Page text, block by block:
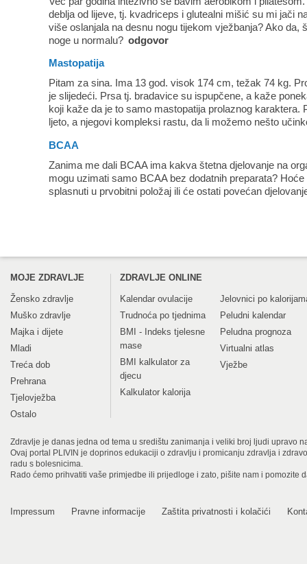
deblja od lijeve, tj. kvadriceps i glutealni mišić su mi jači
više oslanjala na desnu nogu tijekom vježbanja? Ako da,
noge u normalu? odgovor
Mastopatija
Pitam za sina. Ima 13 god. visok 174 cm, težak 74 kg.
je slijedeći. Prsa tj. bradavice su ispupčene, a kaže
koji kaže da je to samo mastopatija prolaznog karaktera.
ljeto, a njegovi kompleksi rastu, da li možemo nešto
BCAA
Zanima me dali BCAA ima kakva štetna djelovanje na
mogu uzimati samo BCAA bez dodatnih preparata?
splasnuti u prvobitni položaj ili će ostati povećan
MOJE ZDRAVLJE
Žensko zdravlje
Muško zdravlje
Majka i dijete
Mladi
Treća dob
Prehrana
Tjelovježba
Ostalo
ZDRAVLJE ONLINE
Kalendar ovulacije
Trudnoća po tjednima
BMI - Indeks tjelesne
mase
BMI kalkulator za
djecu
Kalkulator kalorija
Jelovnici po
Peludni kalendar
Peludna prognoza
Virtualni atlas
Vježbe
Zdravlje je danas jedna od tema u središtu zanimanja i veliki broj ljudi upravo
Ovaj portal PLIVIN je doprinos edukaciji o zdravlju i promicanju zdravlja i
radu s bolesnicima.
Rado ćemo prihvatiti vaše primjedbe ili prijedloge i zato, pišite nam i pomozite
Impressum Pravne informacije Zaštita privatnosti i kolačići